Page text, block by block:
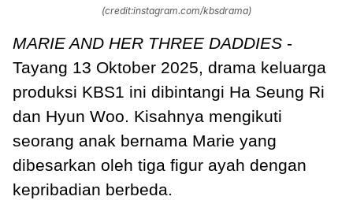
(credit:instagram.com/kbsdrama)
MARIE AND HER THREE DADDIES -
Tayang 13 Oktober 2025, drama keluarga
produksi KBS1 ini dibintangi Ha Seung Ri
dan Hyun Woo. Kisahnya mengikuti
seorang anak bernama Marie yang
dibesarkan oleh tiga figur ayah dengan
kepribadian berbeda.